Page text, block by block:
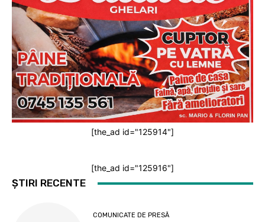
[the_ad id="125914"]
[the_ad id="125916"]
ȘTIRI RECENTE
COMUNICATE DE PRESĂ